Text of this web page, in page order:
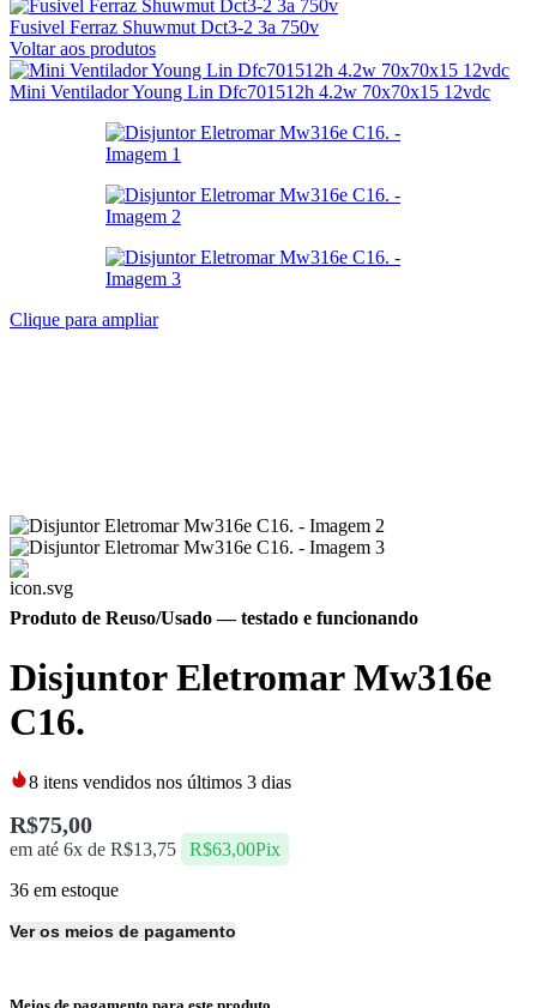
Fusivel Ferraz Shuwmut Dct3-2 3a 750v
Voltar aos produtos
Mini Ventilador Young Lin Dfc701512h 4.2w 70x70x15 12vdc
Clique para ampliar
Produto de Reuso/Usado— testado e funcionando
Disjuntor Eletromar Mw316e
C16.
8 itens vendidos nos últimos 3 dias
R$75,00
em até 6x de R$13,75 R$63,00Pix
36 em estoque
Ver os meios de pagamento